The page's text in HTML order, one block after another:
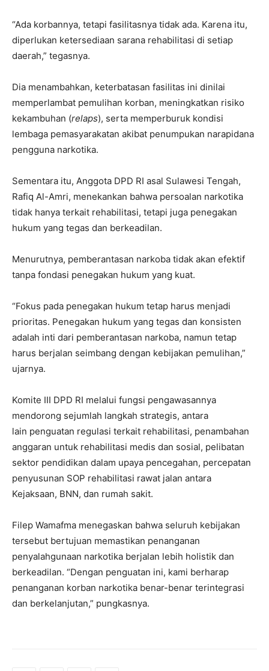
“Ada korbannya, tetapi fasilitasnya tidak ada. Karena itu,
diperlukan ketersediaan sarana rehabilitasi di setiap
daerah,” tegasnya.
Dia menambahkan, keterbatasan fasilitas ini dinilai
memperlambat pemulihan korban, meningkatkan risiko
kekambuhan (relaps), serta memperburuk kondisi
lembaga pemasyarakatan akibat penumpukan narapidana
pengguna narkotika.
Sementara itu, Anggota DPD RI asal Sulawesi Tengah,
Rafiq Al-Amri, menekankan bahwa persoalan narkotika
tidak hanya terkait rehabilitasi, tetapi juga penegakan
hukum yang tegas dan berkeadilan.
Menurutnya, pemberantasan narkoba tidak akan efektif
tanpa fondasi penegakan hukum yang kuat.
“Fokus pada penegakan hukum tetap harus menjadi
prioritas. Penegakan hukum yang tegas dan konsisten
adalah inti dari pemberantasan narkoba, namun tetap
harus berjalan seimbang dengan kebijakan pemulihan,”
ujarnya.
Komite III DPD RI melalui fungsi pengawasannya
mendorong sejumlah langkah strategis, antara
lain penguatan regulasi terkait rehabilitasi, penambahan
anggaran untuk rehabilitasi medis dan sosial, pelibatan
sektor pendidikan dalam upaya pencegahan, percepatan
penyusunan SOP rehabilitasi rawat jalan antara
Kejaksaan, BNN, dan rumah sakit.
Filep Wamafma menegaskan bahwa seluruh kebijakan
tersebut bertujuan memastikan penanganan
penyalahgunaan narkotika berjalan lebih holistik dan
berkeadilan. “Dengan penguatan ini, kami berharap
penanganan korban narkotika benar-benar terintegrasi
dan berkelanjutan,” pungkasnya.